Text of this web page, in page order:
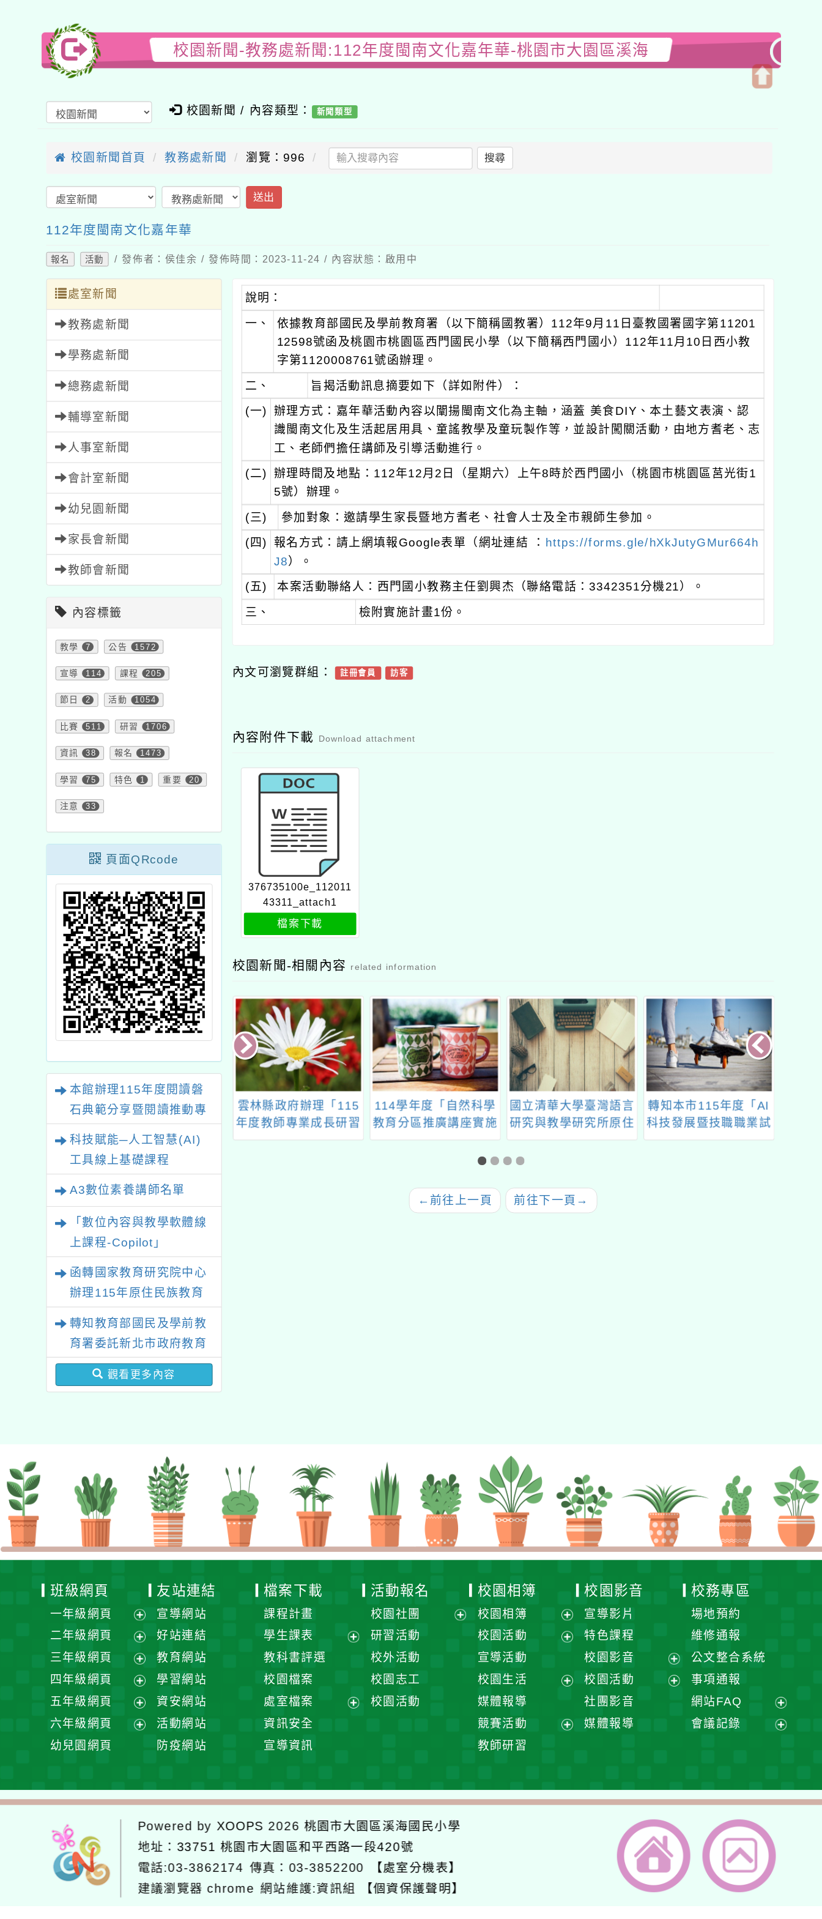
校園新聞-教務處新聞:112年度閩南文化嘉年華-桃園市大園區溪海
校園新聞 / 內容類型： 新聞類型
校園新聞首頁 教務處新聞 瀏覽：996 搜尋
送出
112年度閩南文化嘉年華
報名 活動 / 發佈者：侯佳余 / 發佈時間：2023-11-24 / 內容狀態：啟用中
處室新聞
教務處新聞
學務處新聞
總務處新聞
輔導室新聞
人事室新聞
會計室新聞
幼兒園新聞
家長會新聞
教師會新聞
內容標籤
教學 7 公告 1572
宣導 114 課程 205
節日 2 活動 1054
比賽 511 研習 1706
資訊 38 報名 1473
學習 75 特色 1 重要 20
注意 33
頁面QRcode
本館辦理115年度閱讀磐
石典範分享暨閱讀推動專
業研習
科技賦能─人工智慧(AI)
工具線上基礎課程
A3數位素養講師名單
「數位內容與教學軟體線
上課程-Copilot」
函轉國家教育研究院中心
辦理115年原住民族教育
轉知教育部國民及學前教
育署委託新北市政府教育
局辦理「115年度教師專
業成長研習實施計畫－夢
觀看更多內容
說明：
一、
依據教育部國民及學前教育署（以下簡稱國教署）112年9月11日臺教國署國字第11201
12598號函及桃園市桃園區西門國民小學（以下簡稱西門國小）112年11月10日西小教
字第1120008761號函辦理。
二、
旨揭活動訊息摘要如下（詳如附件）：
(一)
辦理方式：嘉年華活動內容以闡揚閩南文化為主軸，涵蓋 美食DIY、本土藝文表演、認
識閩南文化及生活起居用具、童謠教學及童玩製作等，並設計闖關活動，由地方耆老、志
工、老師們擔任講師及引導活動進行。
(二)
辦理時間及地點：112年12月2日（星期六）上午8時於西門國小（桃園市桃園區莒光街1
5號）辦理。
(三)
參加對象：邀請學生家長暨地方耆老、社會人士及全市親師生參加。
(四) 報名方式：請上網填報Google表單（網址連結 ： https://forms.gle/hXkJutyGMur664h
J8）。
(五)
本案活動聯絡人：西門國小教務主任劉興杰（聯絡電話：3342351分機21）。
三、 檢附實施計畫1份。
內文可瀏覽群組： 註冊會員 訪客
內容附件下載 Download attachment
376735100e_112011
43311_attach1
檔案下載
校園新聞-相關內容 related information
市112年度國
展選拔暨展覽
複審一案
「「Arcade 遊戲設計
營隊」」
雲林縣政府辦理「115
年度教師專業成長研習
實施計畫-夢的N次方
114學年度「自然科學
教育分區推廣講座實施
計畫」
國立清華大學臺灣語言
研究與教學研究所原住
民族語言新竹學習中心
辦理「115年度第1期
招生
轉知本市115年度「AI
科技發展暨技職職業試
探向下扎根夏令營」招
← 前往上一頁 前往下一頁 →
班級網頁
一年級網頁
展
開
選
單
二年級網頁
展
選
單
三年級網頁
展
選
單
四年級網頁
展
選
五年級網頁
展
開
六年級網頁
單
幼兒園網頁
友站連結
宣導網站
好站連結
教育網站
學習網站
資安網站
活動網站
防疫網站
檔案下載
課程計畫
學生課表
單
教科書評選
校園檔案
處室檔案
資訊安全
宣導資訊
活動報名
校園社團
研習活動
校外活動
校園志工
校園活動
校園相簿
校園相簿
展
開
單
校園活動
選
宣導活動
校園生活
選
媒體報導
競賽活動
單
教師研習
校園影音
宣導影片
特色課程
校園影音
展
校園活動
社團影音
媒體報導
校務專區
場地預約
維修通報
公文整合系統
事項通報
網站FAQ
展
開
會議記錄
單
Powered by XOOPS 2026桃園市大園區溪海國民小學
地址： 33751 桃園市大園區和平西路一段420號
電話:03-3862174 傳真：03-3852200
【處室分機表】
建議瀏覽器 chrome 網站維護:資訊組 【個資保護聲明】